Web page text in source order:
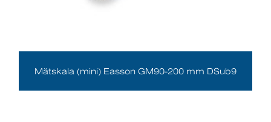
Mätskala (mini) Easson GM90-200 mm DSub9